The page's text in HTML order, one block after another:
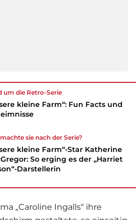
um die Retro-Serie
kleine Farm“: Fun Facts und
sie nach derSerie?
kleine Farm“-Star Katherine
So erging es der „Harriet
Darstellerin
„Caroline Ingalls“ ihre